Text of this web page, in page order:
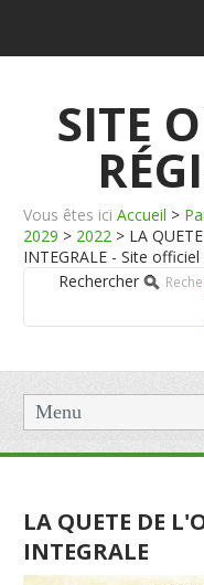
SITE
Vous êtes ici Accueil >
2029 > 2022 > LA
INTEGRALE - Site
Rechercher
Menu
LA QUETE DE
INTEGRALE